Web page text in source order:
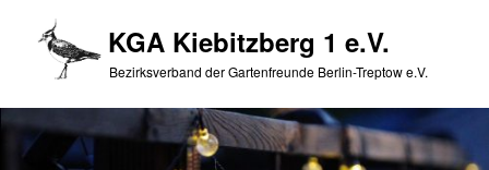
primären
sekundären
KGA Kiebitzberg 1 e.V.
Bezirksverband der Gartenfreunde Berlin-Treptow e.V.